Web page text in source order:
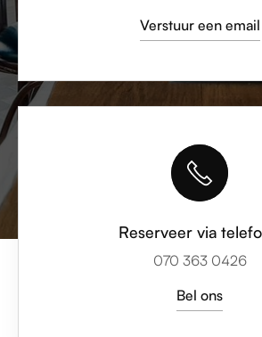
Verstuur een email
Reserveer via
070 363 0426
Bel ons